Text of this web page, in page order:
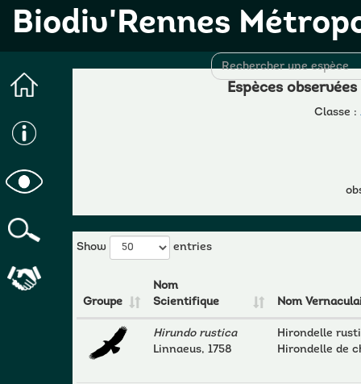
Biodiv'Rennes
Espèces
Classe :
Show entries
Groupe
Nom
Scientifique
Nom
Hirundo rustica
Linnaeus, 1758
Hirondelle
Hirondelle de